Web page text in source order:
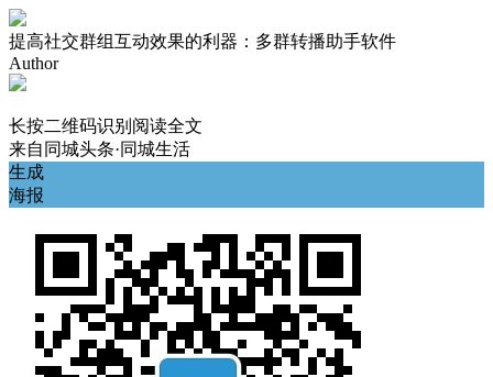
提高社交群组互动效果的利器：多群转播助手软件
Author
长按二维码识别阅读全文
来自 同城头条·同城生活
生成
海报